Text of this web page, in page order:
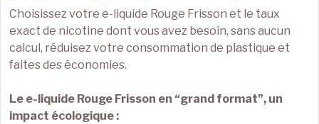
Choisissez votre e-liquide Rouge Frisson et le taux
exact de nicotine dont vous avez besoin, sans aucun
calcul, réduisez votre consommation de plastique et
faites des économies.
Le e-liquide Rouge Frisson en “grand format”, un
impact écologique :